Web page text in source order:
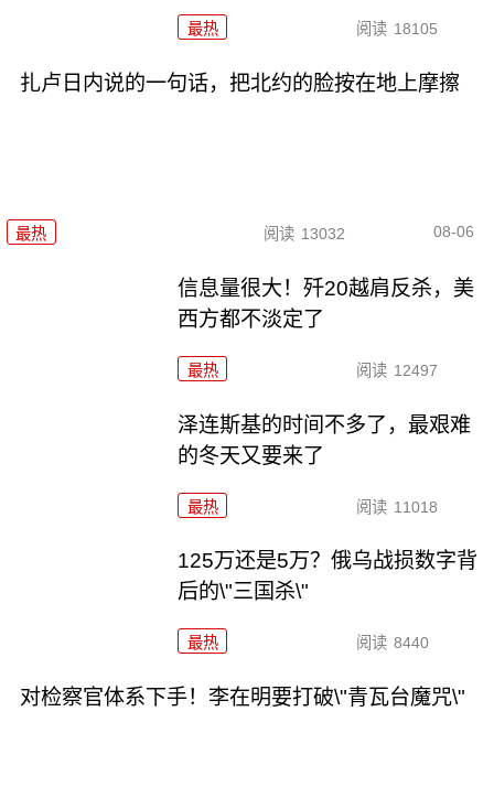
最热 阅读 18105
扎卢日内说的一句话，把北约的脸按在地上摩擦
最热 阅读 13032 08-06
信息量很大！歼20越肩反杀，美
西方都不淡定了
最热 阅读 12497
泽连斯基的时间不多了，最艰难
的冬天又要来了
最热 阅读 11018
125万还是5万？俄乌战损数字背
后的\"三国杀\"
最热 阅读 8440
对检察官体系下手！李在明要打破\"青瓦台魔咒\"